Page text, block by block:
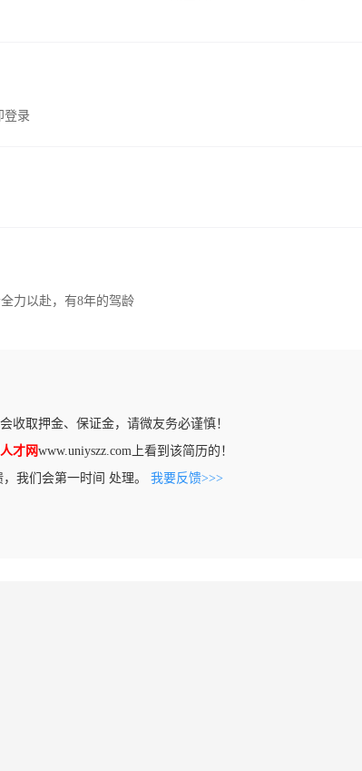
登录
力以赴，有8年的驾龄
收取押金、保证金，请微友务必谨慎！
才网www.uniyszz.com上看到该简历的！
我们会第一时间 处理。 我要反馈>>>